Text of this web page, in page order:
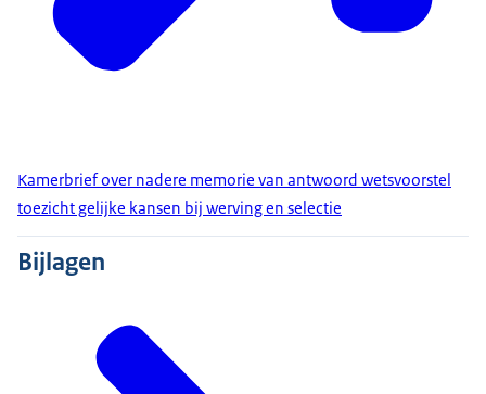
Kamerbrief over nadere memorie van antwoord wetsvoorstel
toezicht gelijke kansen bij werving en selectie
Bijlagen